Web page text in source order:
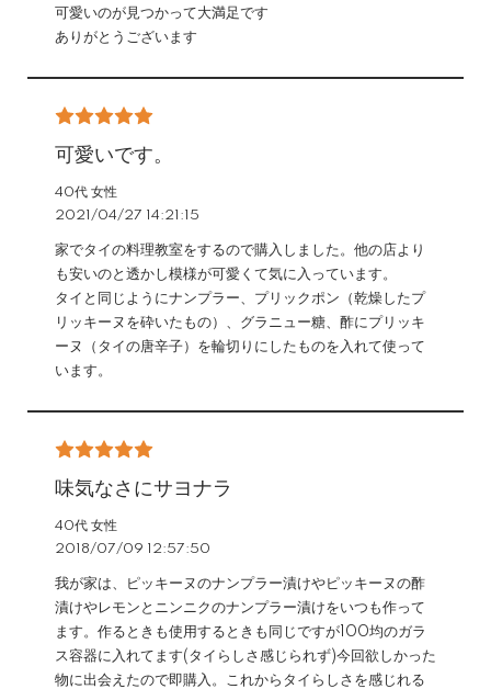
可愛いのが見つかって大満足です
ありがとうございます
可愛いです。
40代 女性
2021/04/27 14:21:15
家でタイの料理教室をするので購入しました。他の店より
も安いのと透かし模様が可愛くて気に入っています。
タイと同じようにナンプラー、プリックポン（乾燥したプ
リッキーヌを砕いたもの）、グラニュー糖、酢にプリッキ
ーヌ（タイの唐辛子）を輪切りにしたものを入れて使って
います。
味気なさにサヨナラ
40代 女性
2018/07/09 12:57:50
我が家は、ピッキーヌのナンプラー漬けやピッキーヌの酢
漬けやレモンとニンニクのナンプラー漬けをいつも作って
ます。作るときも使用するときも同じですが100均のガラ
ス容器に入れてます(タイらしさ感じられず)今回欲しかった
物に出会えたので即購入。これからタイらしさを感じれる